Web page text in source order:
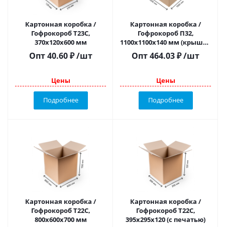
Картонная коробка /
Гофрокороб Т23С,
370х120х600 мм
Опт40.60 ₽ /шт
Цены
Подробнее
Картонная коробка /
Гофрокороб П32,
1100х1100х140 мм (крышка
+ дно)
Опт464.03₽/шт
Цены
Подробнее
Картонная коробка /
Гофрокороб Т22C,
800х600х700 мм
Картонная коробка /
Гофрокороб Т22С,
395х295х120 (с печатью)